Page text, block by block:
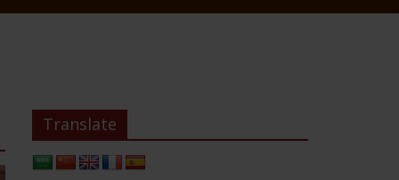
Translate